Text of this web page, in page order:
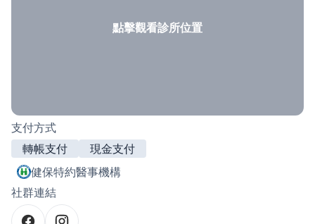
點擊觀看診所位置
支付方式
轉帳支付
現金支付
健保特約醫事機構
社群連結